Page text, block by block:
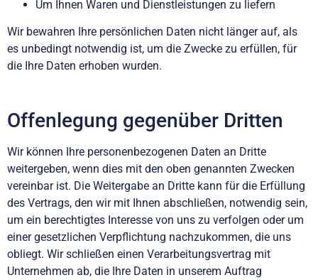
Um Ihnen Waren und Dienstleistungen zu liefern
Wir bewahren Ihre persönlichen Daten nicht länger auf, als
es unbedingt notwendig ist, um die Zwecke zu erfüllen, für
die Ihre Daten erhoben wurden.
Offenlegung gegenüber Dritten
Wir können Ihre personenbezogenen Daten an Dritte
weitergeben, wenn dies mit den oben genannten Zwecken
vereinbar ist. Die Weitergabe an Dritte kann für die Erfüllung
des Vertrags, den wir mit Ihnen abschließen, notwendig sein,
um ein berechtigtes Interesse von uns zu verfolgen oder um
einer gesetzlichen Verpflichtung nachzukommen, die uns
obliegt. Wir schließen einen Verarbeitungsvertrag mit
Unternehmen ab, die Ihre Daten in unserem Auftrag